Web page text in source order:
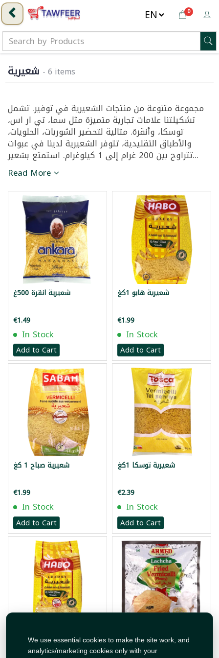
We use essential cookies to make the site work, and
analytics/marketing cookies only with your
0
شعيرية - 6 items
مجموعة متنوعة من منتجات الشعيرية في توفير. تشمل
تشكيلتنا علامات تجارية متميزة مثل سما، تي ار اس،
توسكا، وأنقرة. مثالية لتحضير الشوربات، الحلويات،
والأطباق التقليدية، تتوفر الشعيرية لدينا في عبوات
تتراوح بين 200 غرام إلى 1 كيلوغرام. استمتع بشعير...
Read More
شعيرية انقرة 500غ
€1.49
In Stock
Add to Cart
شعيرية هابو 1كغ
€1.99
In Stock
Add to Cart
شعيرية صباح 1 كغ
€1.99
In Stock
Add to Cart
شعيرية توسكا 1كغ
€2.39
In Stock
Add to Cart
شعيرية هابو 400غ شعيرية محمصة أحمد 150غ